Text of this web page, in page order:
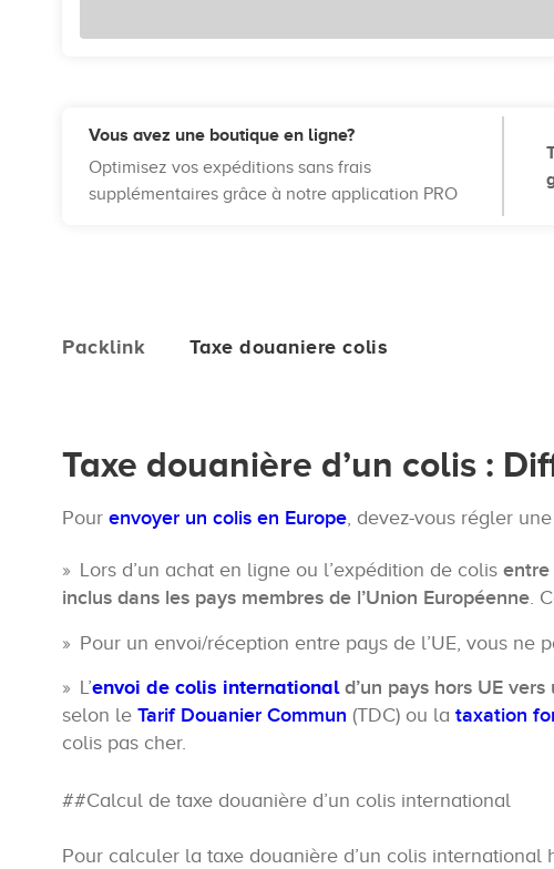
Vous avez une boutique en ligne?
Optimisez vos expéditions sans frais
supplémentaires grâce à notre application PRO
Packlink Taxe douaniere colis
Taxe douanière d’un colis :
Pour envoyer un colis en Europe, devez-vous régler une
Lors d’un achat en ligne ou l’expédition de colis entre
inclus dans les pays membres de l’Union Européenne.
Pour un envoi/réception entre pays de l’UE, vous ne
L’envoi de colis internationald’un pays hors UE vers
selon le Tarif Douanier Commun (TDC) ou la taxation
colis pas cher.
##Calcul de taxe douanière d’un colis international
Pour calculer la taxe douanière d’un colis